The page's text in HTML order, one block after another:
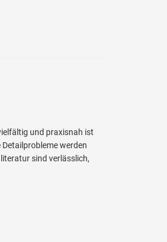
und praxisnah ist
werden
sind verlässlich,